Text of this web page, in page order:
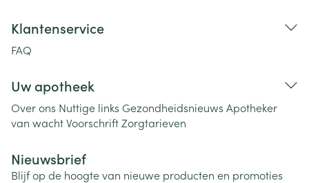
Klantenservice
FAQ
Uw apotheek
Over ons Nuttige links Gezondheidsnieuws Apotheker
van wachtVoorschriftZorgtarieven
Nieuwsbrief
Blijf op de hoogte van nieuwe producten en promoties